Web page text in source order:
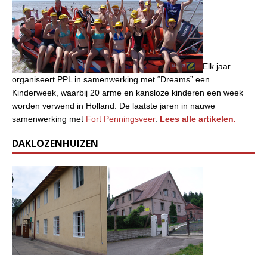
Elk jaar
organiseert PPL in samenwerking met “Dreams” een
Kinderweek, waarbij 20 arme en kansloze kinderen een week
worden verwend in Holland. De laatste jaren in nauwe
samenwerking met Fort Penningsveer. Lees alle artikelen.
DAKLOZENHUIZEN